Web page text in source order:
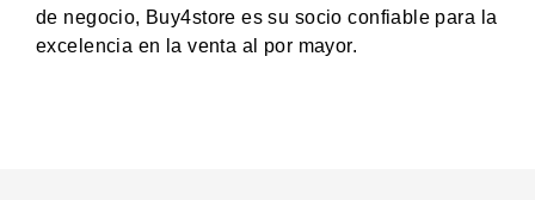
de negocio, Buy4store es su socio confiable para la
excelencia en la venta al por mayor.